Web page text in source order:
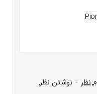
0 نظر - نوشتن نظر